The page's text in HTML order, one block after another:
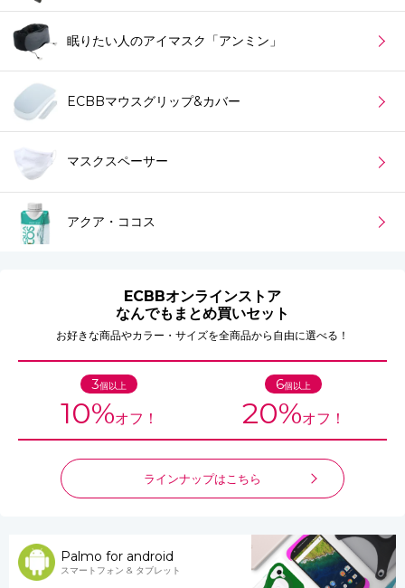
眠りたい人のアイマスク「アンミン」
ECBBマウスグリップ&カバー
マスクスペーサー
アクア・ココス
ECBBオンラインストア
なんでもまとめ買いセット
お好きな商品やカラー・サイズを全商品から自由に選べる！
3個以上
10%オフ！
6個以上
20%オフ！
ラインナップはこちら
Palmo for android
スマートフォン & タブレット